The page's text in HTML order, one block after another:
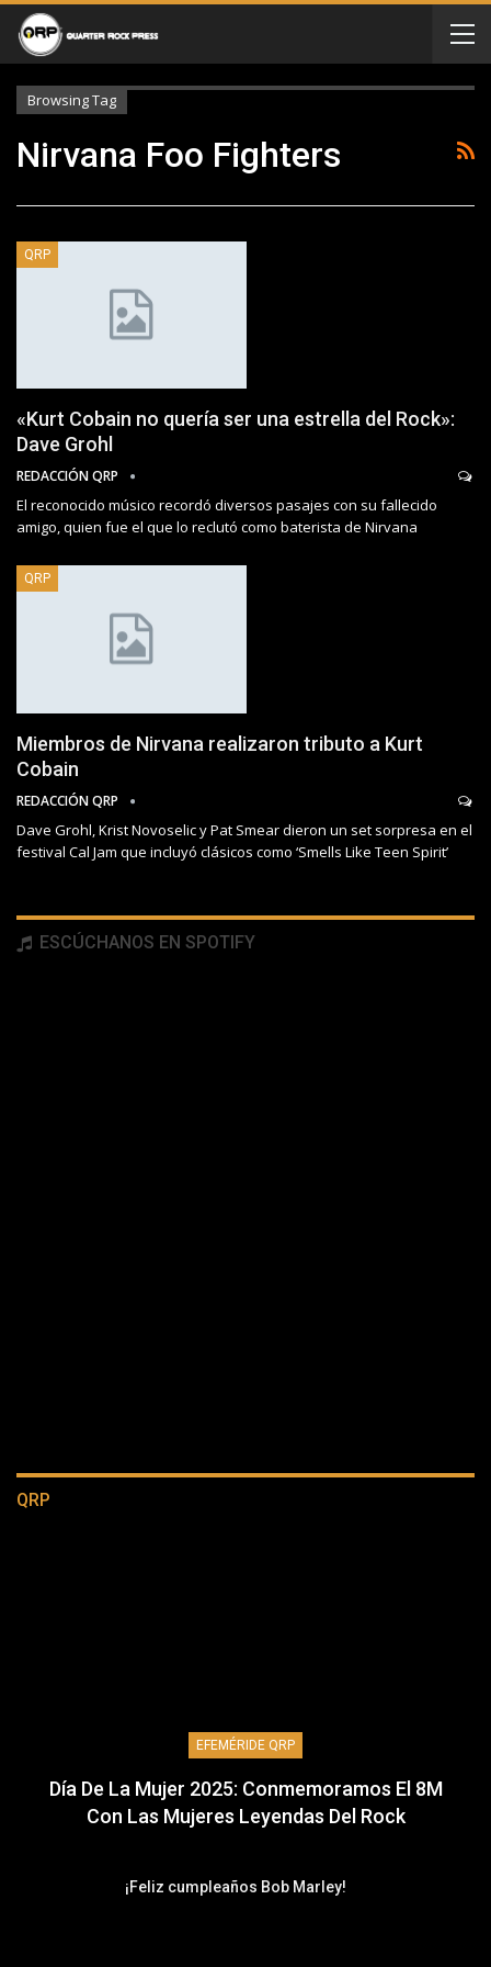
Browsing Tag
Nirvana Foo Fighters
QRP
«Kurt Cobain no quería ser una estrella del Rock»:
Dave Grohl
REDACCIÓN QRP
El reconocido músico recordó diversos pasajes con su fallecido
amigo, quien fue el que lo reclutó como baterista de Nirvana
QRP
Miembros de Nirvana realizaron tributo a Kurt
Cobain
REDACCIÓN QRP
Dave Grohl, Krist Novoselic y Pat Smear dieron un set sorpresa en el
festival Cal Jam que incluyó clásicos como ‘Smells Like Teen Spirit’
ESCÚCHANOS EN SPOTIFY
QRP
EFEMÉRIDE QRP
Día De La Mujer 2025: Conmemoramos El 8M
Con Las Mujeres Leyendas Del Rock
¡Feliz cumpleaños Bob Marley!